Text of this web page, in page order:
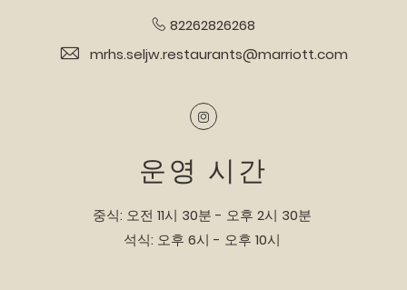
82262826268
mrhs.seljw.restaurants@marriott.com
Instagram
운영 시간
중식: 오전 11시 30분 - 오후 2시 30분
석식: 오후 6시 - 오후 10시